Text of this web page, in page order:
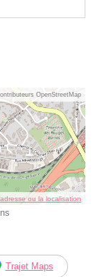
OpenStreetMap
ou la localisation
Trajet Maps